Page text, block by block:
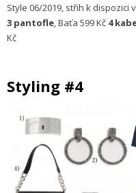
Style 06/2019, střih k dispozici
3 pantofle , Baťa 599 Kč 4
Kč
Styling #4